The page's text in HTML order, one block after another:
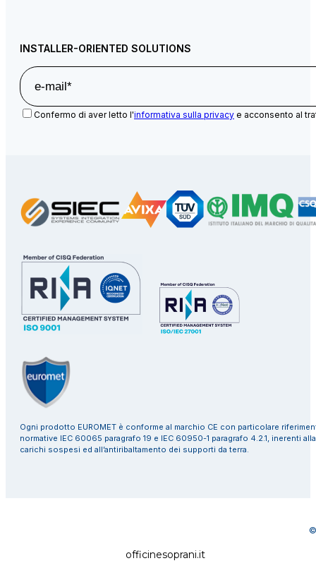
INSTALLER-ORIENTED SOLUTIONS
Confermo di aver letto l'informativa sulla privacy e acconsento al
Ogni prodotto EUROMET è conforme al marchio CE con particolare
normative IEC 60065 paragrafo 19 e IEC 60950-1 paragrafo 4.2.1, inerenti
carichi sospesi ed all’antiribaltamento dei supporti da terra.
©
officinesoprani.it